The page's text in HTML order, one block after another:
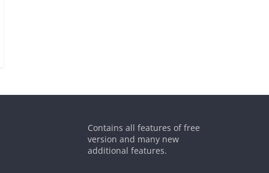
Contains all features of free
version and many new
additional features.